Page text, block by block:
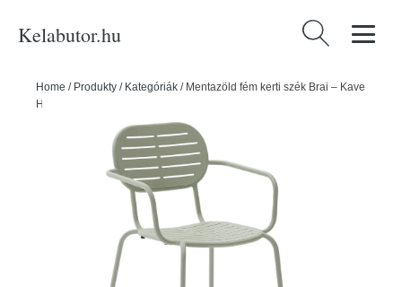
Kelabutor.hu Keresés:
Home / Produkty / Kategóriák / Mentazöld fém kerti szék Brai – Kave
Home